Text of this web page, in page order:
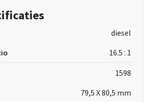
diesel
16.5 : 1
1598
79,5 X 80,5 mm